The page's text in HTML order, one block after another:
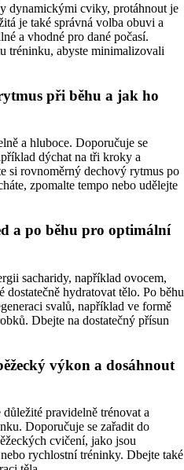
dynamickými cviky, protáhnout je
je také správná volba obuvi a
a vhodné pro dané počasí.
tréninku, abyste minimalizovali
při běhu a jak ho
a hluboce. Doporučuje se
dýchat na tři kroky a
si rovnoměrný dechový rytmus po
zpomalte tempo nebo udělejte
a po běhu pro optimální
sacharidy, například ovocem,
dostatečně hydratovat tělo. Po běhu
svalů, například ve formě
Dbejte na dostatečný přísun
výkon a dosáhnout
pravidelně trénovat a
Doporučuje se zařadit do
cvičení, jako jsou
rychlostní tréninky. Dbejte také